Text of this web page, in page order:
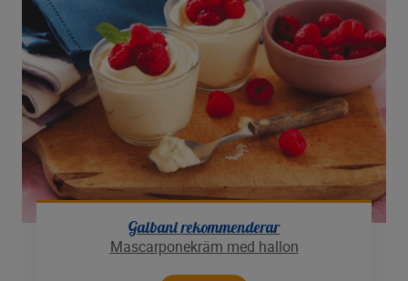
Galbani rekommenderar
Mascarponekräm med hallon